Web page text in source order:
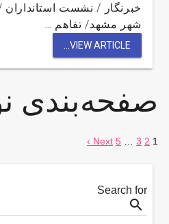
شهر مشهد/ تفاهم …
VIEW ARTICLE...
صفحه‌بندی
1
2
3
5
Next ›
Search for
search